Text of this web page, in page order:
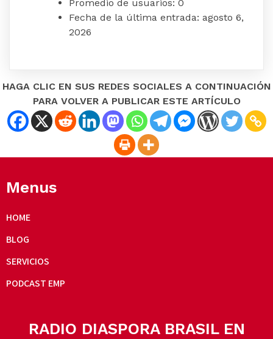
Promedio de usuarios: 0
Fecha de la última entrada: agosto 6,
2026
HAGA CLIC EN SUS REDES SOCIALES A CONTINUACIÓN
PARA VOLVER A PUBLICAR ESTE ARTÍCULO
Menus
HOME
BLOG
SERVICIOS
PODCAST EMP
RADIO DIASPORA BRASIL EN